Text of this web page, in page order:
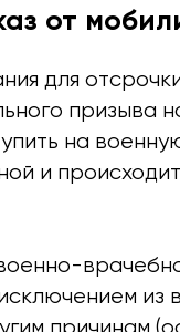
от
для
призыва
на
и
из